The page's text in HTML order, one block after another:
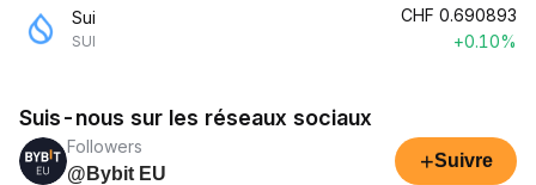
Sui
SUI
CHF 0.690893
+0.10%
Suis-nous sur les réseaux sociaux
Followers
@Bybit EU
+Suivre